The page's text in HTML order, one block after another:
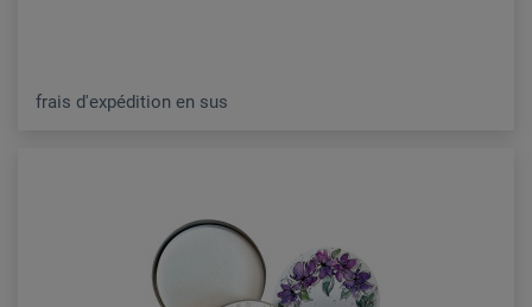
frais d'expédition en sus